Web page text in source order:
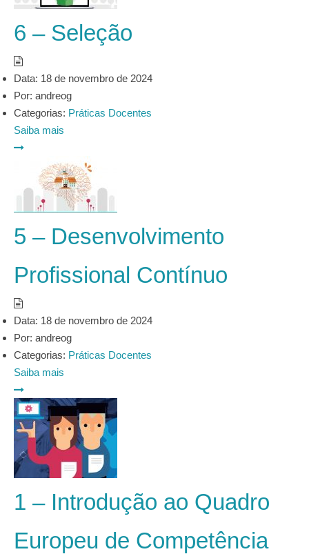
6 – Seleção
Data: 18 de novembro de 2024
Por: andreog
Categorias: Práticas Docentes
Saiba mais
5 – Desenvolvimento
Profissional Contínuo
Data: 18 de novembro de 2024
Por: andreog
Categorias: Práticas Docentes
Saiba mais
1 – Introdução ao Quadro
Europeu de Competência